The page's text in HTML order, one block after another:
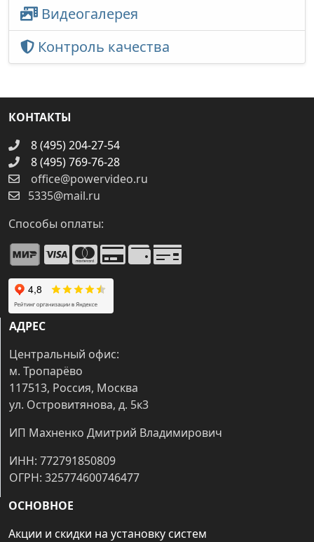
Видеогалерея
Контроль качества
КОНТАКТЫ
8 (495) 204-27-54
8 (495) 769-76-28
office@powervideo.ru
5335@mail.ru
Способы оплаты:
АДРЕС
Центральный офис:
м. Тропарёво
117513, Россия, Москва
ул. Островитянова, д. 5к3
ИП Махненко Дмитрий Владимирович
ИНН: 772791850809
ОГРН: 325774600746477
ОСНОВНОЕ
Акции и скидки на установку систем